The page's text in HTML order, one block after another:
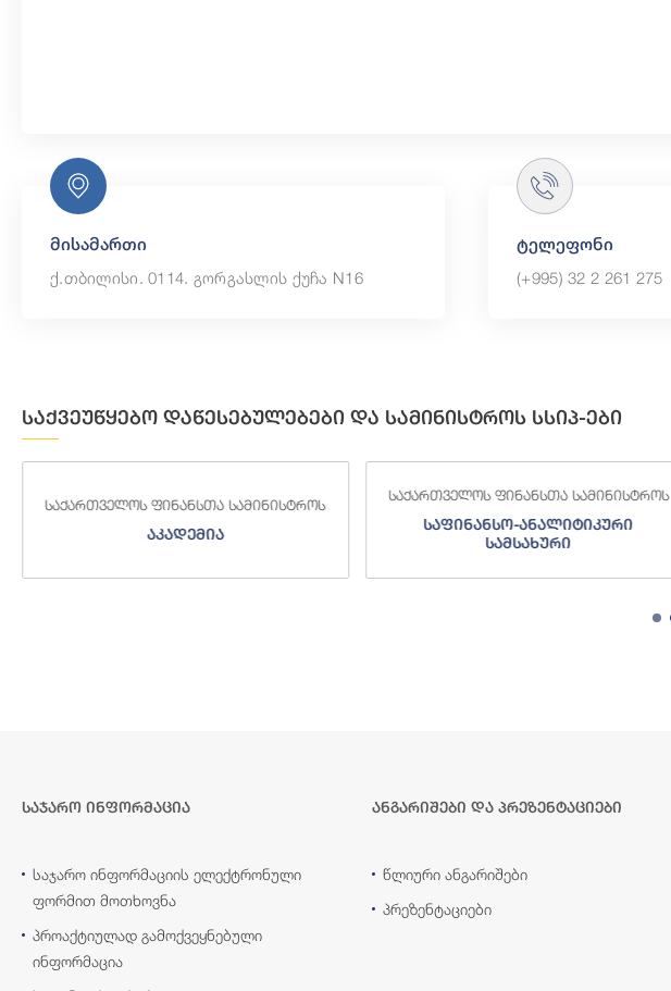
მისამართი
ქ.თბილისი. 0114. გორგასლის ქუჩა N16
ტელეფონი
(+995) 32 2 261 275
საქვეუწყებო დაწესებულებები და სამინისტროს სსიპ-ები
საქართველოს ფინანსთა სამინისტროს
აკადემია
საქართველოს ფინანსთა სამინისტროს
საფინანსო-ანალიტიკური
სამსახური
საჯარო ინფორმაცია
საჯარო ინფორმაციის ელექტრონული
ფორმით მოთხოვნა
პროაქტიულად გამოქვეყნებული
ინფორმაცია
ანგარიშები და პრეზენტაციები
წლიური ანგარიშები
პრეზენტაციები